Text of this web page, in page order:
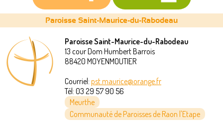
Vous
êtes
Paroisse Saint-Maurice-du-Rabodeau
Paroisse Saint-Maurice-du-Rabodeau
13 cour Dom Humbert Barrois
88420 MOYENMOUTIER
Courriel: pst.maurice@orange.fr
Tél: 03 29 57 90 56
Meurthe
Communauté de Paroisses de Raon l'Etape